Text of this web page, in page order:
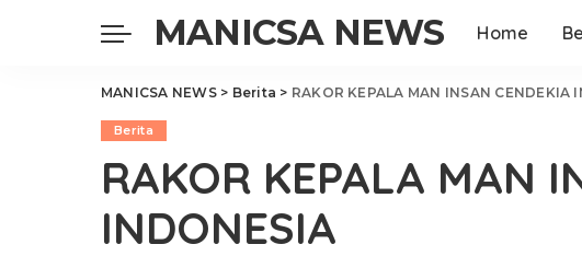
MANICSA NEWS Home
MANICSA NEWS> Berita > RAKOR KEPALA MAN INSAN CENDEKIA
Berita
RAKOR KEPALA MAN
INDONESIA